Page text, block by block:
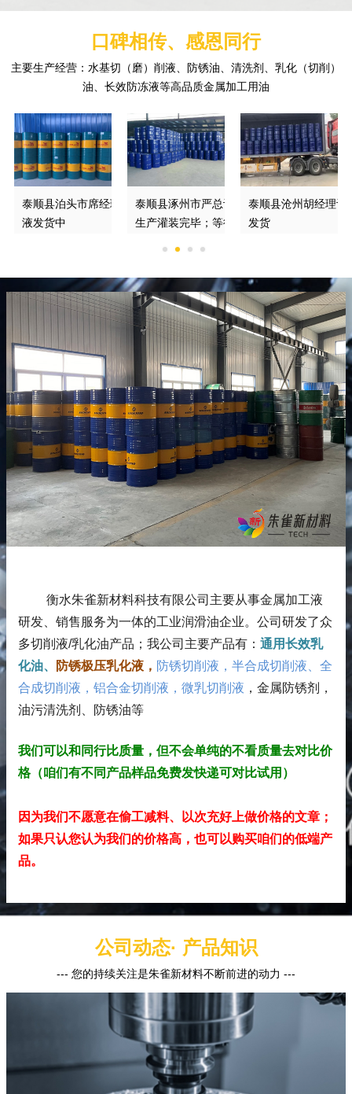
口碑相传、感恩同行
主要生产经营：水基切（磨）削液、防锈油、清洗剂、乳化（切削）
油、长效防冻液等高品质金属加工用油
订购的防锈切削液正
泰顺县泊头市席经理订购的DGM370*磨削
液发货中
泰顺县涿州市严总订购的绿色切削液已经
生产灌装完毕；等待发车
泰顺县沧州胡经理订
发货
衡水朱雀新材料科技有限公司主要从事金属加工液
研发、销售服务为一体的工业润滑油企业。公司研发了众
多切削液/乳化油产品； 我公司主要产品有： 通用长效乳
化油、
防锈极压乳化液， 防锈切削液，半合成切削液、全
合成切削液，铝合金切削液，微乳切削液 ，金属防锈剂，
油污清洗剂、防锈油等
我们可以和同行比质量，但不会单纯的不看质量去对比价
格（咱们有不同产品样品免费发快递可对比试用）
因为我们不愿意在偷工减料、以次充好上做价格的文章；
如果只认您认为我们的价格高，也可以购买咱们的低端产
品。
公司动态· 产品知识
--- 您的持续关注是朱雀新材料不断前进的动力 ---